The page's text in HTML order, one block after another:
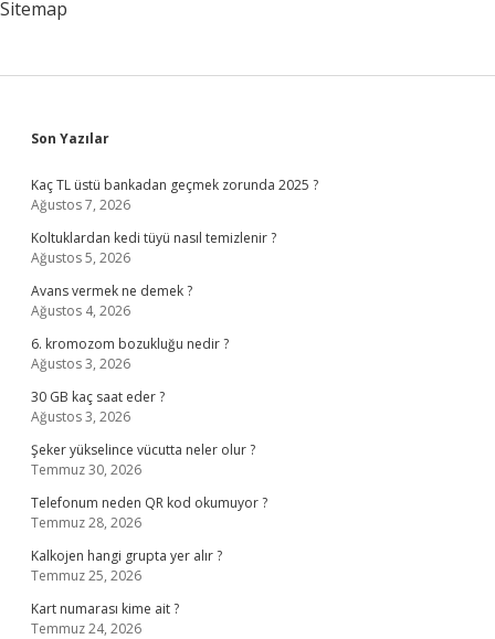
Sitemap
Sidebar
Son Yazılar
Kaç TL üstü bankadan geçmek zorunda 2025 ?
Ağustos 7, 2026
Koltuklardan kedi tüyü nasıl temizlenir ?
Ağustos 5, 2026
Avans vermek ne demek ?
Ağustos 4, 2026
6. kromozom bozukluğu nedir ?
Ağustos 3, 2026
30 GB kaç saat eder ?
Ağustos 3, 2026
Şeker yükselince vücutta neler olur ?
Temmuz 30, 2026
Telefonum neden QR kod okumuyor ?
Temmuz 28, 2026
Kalkojen hangi grupta yer alır ?
Temmuz 25, 2026
Kart numarası kime ait ?
Temmuz 24, 2026